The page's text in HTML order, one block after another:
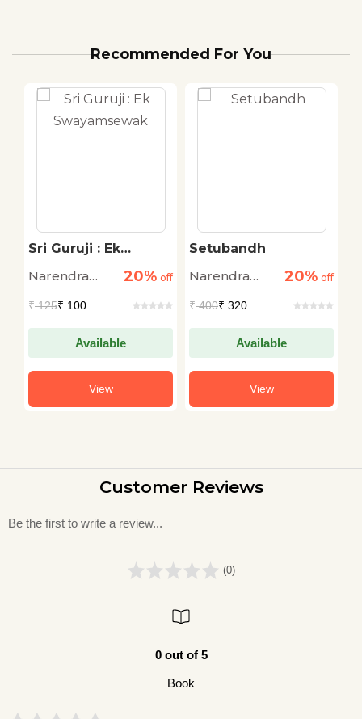
Recommended For You
Sri Guruji : Ek
Narendra
20% off
₹125₹ 100
Available
View
Setubandh
Narendra
20% off
₹400₹ 320
Available
View
Customer Reviews
Be the first to write a review...
(0)
0 out of 5
Book